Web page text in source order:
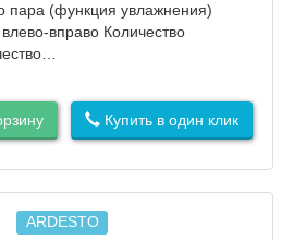
пара (функция увлажнения)
вправо Количество
Купить в один клик
ARDESTO